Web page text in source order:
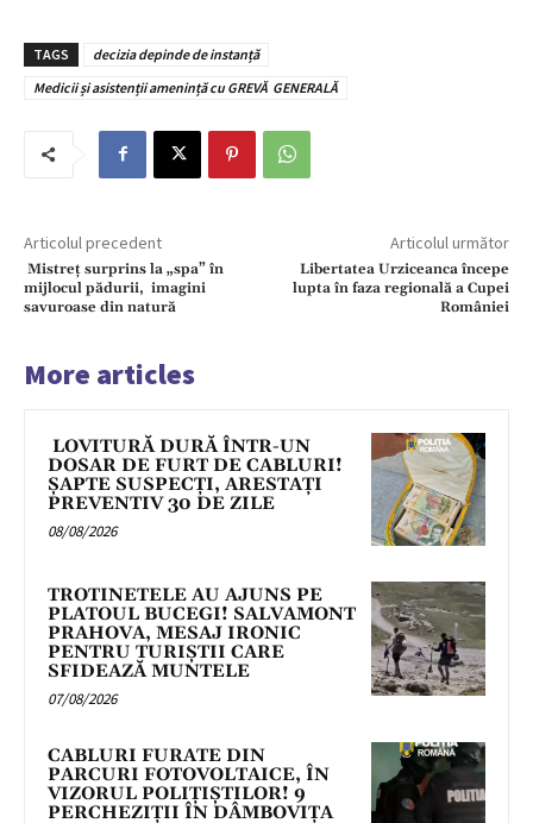
TAGS
decizia depinde de instanță
Medicii și asistenții amenință cu GREVĂ GENERALĂ
Articolul precedent
Mistreț surprins la „spa” în
mijlocul pădurii, imagini
savuroase din natură
Articolul următor
Libertatea Urziceanca începe
lupta în faza regională a Cupei
României
More articles
LOVITURĂ DURĂ ÎNTR-UN
DOSAR DE FURT DE CABLURI!
ȘAPTE SUSPECȚI, ARESTAȚI
PREVENTIV 30 DE ZILE
08/08/2026
TROTINETELE AU AJUNS PE
PLATOUL BUCEGI! SALVAMONT
PRAHOVA, MESAJ IRONIC
PENTRU TURIȘTII CARE
SFIDEAZĂ MUNTELE
07/08/2026
CABLURI FURATE DIN
PARCURI FOTOVOLTAICE, ÎN
VIZORUL POLIȚIȘTILOR! 9
PERCHEZIȚII ÎN DÂMBOVIȚA